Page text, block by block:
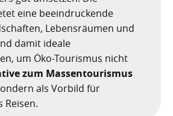
Los Gigantes
Observatorium
von Güímar
und Spinnen auf den Kanaren
Gewässern um die Kanarischen
Inseln
Garachico
de Abona
Güímar
Guía de Isora
der Guanchen
Feuer und die Logik der Angst
Licht und Kalenderwissen
der Guanchen
San Borondón
Kanarischen Inseln unterwarf
um Teneriffa
Der Widerstand
und sanieren auf den Kanaren
statt Show
Wars auf Teneriffa?
legal vermieten
oder Ferienhaus?
Schildlaus
eine beeindruckende
Lebensräumen und
damit ideale
um Öko-Tourismus nicht
zum Massentourismus
als Vorbild für
Reisen.